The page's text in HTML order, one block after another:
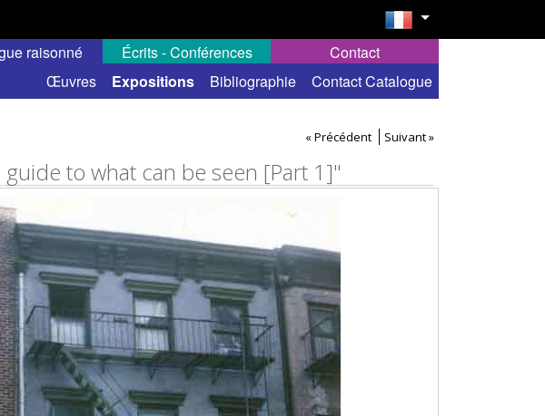
raisonné
Œuvres Expositions Bibliographie Contact Catalogue
Écrits - Conférences Contact
« Précédent Suivant »
to what can be seen [Part 1]"